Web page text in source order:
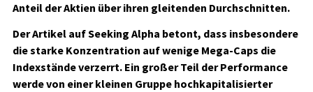
Anteil der Aktien über ihren gleitenden Durchschnitten.
Der Artikel auf Seeking Alpha betont, dass insbesondere
die starke Konzentration auf wenige Mega-Caps die
Indexstände verzerrt. Ein großer Teil der Performance
werde von einer kleinen Gruppe hochkapitalisierter